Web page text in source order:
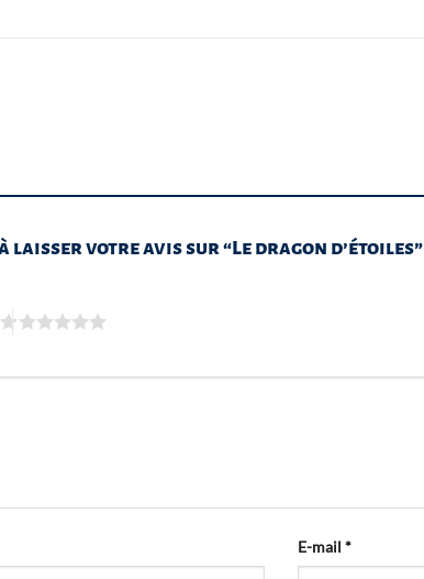
laisser votre avis sur “Le dragon d’étoiles”
E-mail *